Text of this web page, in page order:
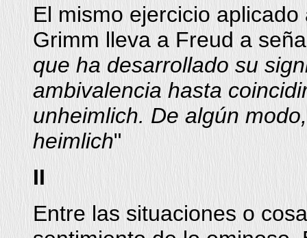
El mismo ejercicio
Grimm lleva a Freud a
que ha desarrollado su
ambivalencia hasta
unheimlich. De algún
heimlich"
II
Entre las situaciones o